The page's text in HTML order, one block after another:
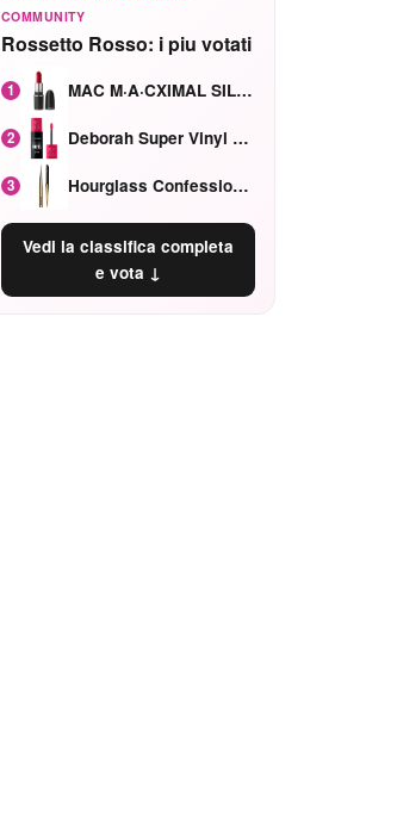
COMMUNITY
Rossetto Rosso: i piu votati
1 MAC M·A·CXIMAL SILKY MATTE Red Rock mat
2 Deborah Super Vinyl Shake Rosa Ciliegia
3 Hourglass Confession Ricaricabile Ultra Preciso Ad Alta Intensità Secretly Classic Red
Vedi la classifica completa
e vota ↓